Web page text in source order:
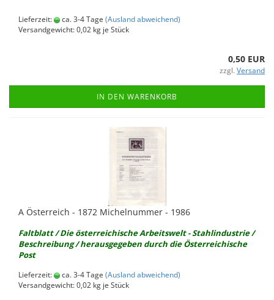
Lieferzeit: ca. 3-4 Tage (Ausland abweichend)
Versandgewicht:0,02 kg je Stück
0,50 EUR
zzgl. Versand
IN DEN WARENKORB
A Ös­ter­reich - 1872 Mi­chel­num­mer - 1986
Falt­blatt / Die ös­ter­rei­chi­sche Ar­beits­welt - Stahl­in­dus­trie /
Be­schrei­bung / her­aus­ge­ge­ben durch die Ös­ter­rei­chi­sche
Post
Lieferzeit: ca. 3-4 Tage (Ausland abweichend)
Versandgewicht:0,02 kg je Stück